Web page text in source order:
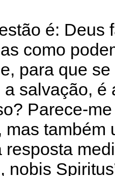
é: Deus
como
para que
salvação,
Parece-
mas
resposta
nobis